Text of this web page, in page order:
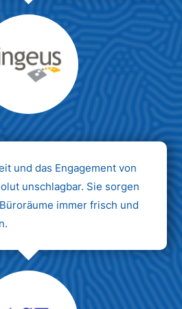
Mustermann
AG
und das Engagement von
unschlagbar. Sie sorgen
immer frisch und